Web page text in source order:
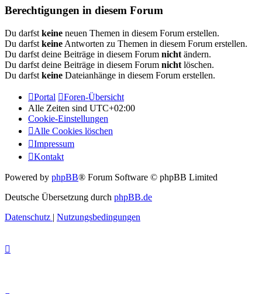
Berechtigungen in diesem Forum
Du darfst keine neuen Themen in diesem Forum erstellen.
Du darfst keine Antworten zu Themen in diesem Forum erstellen.
Du darfst deine Beiträge in diesem Forum nicht ändern.
Du darfst deine Beiträge in diesem Forum nicht löschen.
Du darfst keine Dateianhänge in diesem Forum erstellen.
Portal
Foren-Übersicht
Alle Zeiten sind UTC+02:00
Cookie-Einstellungen
Alle Cookies löschen
Impressum
Kontakt
Powered by phpBB® Forum Software © phpBB Limited
Deutsche Übersetzung durch phpBB.de
Datenschutz | Nutzungsbedingungen